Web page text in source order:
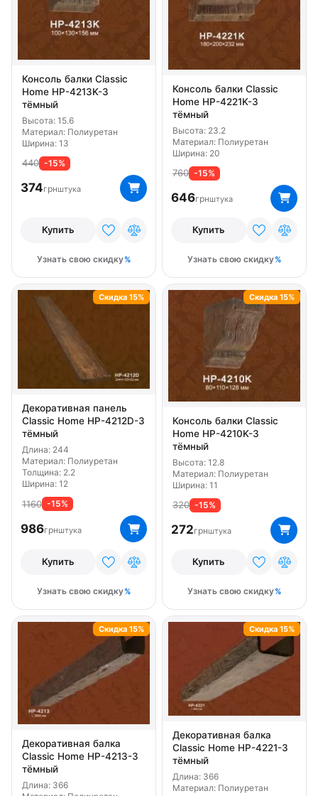
Консоль балки Classic
Home HP-4213K-3
тёмный
Высота: 15.6
Материал: Полиуретан
Ширина: 13
440 -15%
374грнштука
Купить
Узнать свою скидку
Консоль балки Classic
Home HP-4221K-3
тёмный
Высота: 23.2
Материал: Полиуретан
Ширина: 20
760 -15%
646грнштука
Купить
Узнать свою скидку
Декоративная панель
Classic Home HP-4212D-3
тёмный
Длина: 244
Материал: Полиуретан
Толщина: 2.2
Ширина: 12
1160 -15%
986грнштука
Купить
Узнать свою скидку
Скидка 15%
Консоль балки Classic
Home HP-4210K-3
тёмный
Высота: 12.8
Материал: Полиуретан
Ширина: 11
320 -15%
272грнштука
Купить
Узнать свою скидку
Скидка 15%
Декоративная балка
Classic Home HP-4213-3
тёмный
Длина: 366
Скидка 15%
Декоративная балка
Classic Home HP-4221-3
тёмный
Длина: 366
Материал: Полиуретан
Скидка 15%